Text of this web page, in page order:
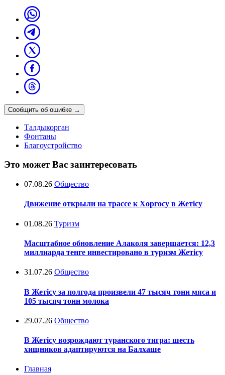
Сообщить об ошибке →
Талдыкорган
Фонтаны
Благоустройство
Это может Вас заинтересовать
07.08.26 Общество
Движение открыли на трассе к Хоргосу в Жетісу
01.08.26 Туризм
Масштабное обновление Алаколя завершается: 12,3
миллиарда тенге инвестировано в туризм Жетісу
31.07.26 Общество
В Жетісу за полгода произвели 47 тысяч тонн мяса и
105 тысяч тонн молока
29.07.26 Общество
В Жетісу возрождают туранского тигра: шесть
хищников адаптируются на Балхаше
Главная